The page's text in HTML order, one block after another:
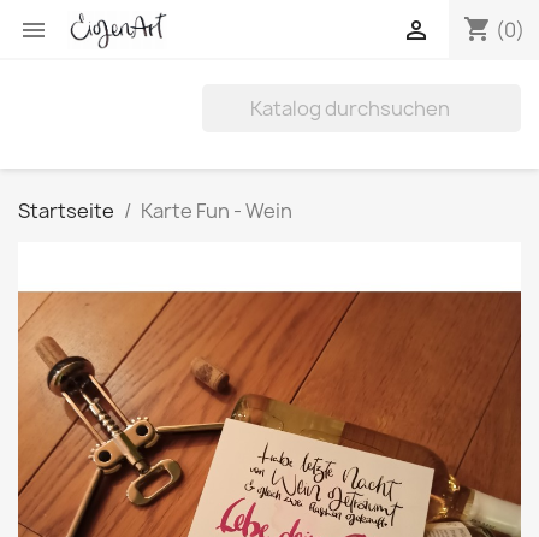
 shopping_cart (0)

Startseite Karte Fun - Wein